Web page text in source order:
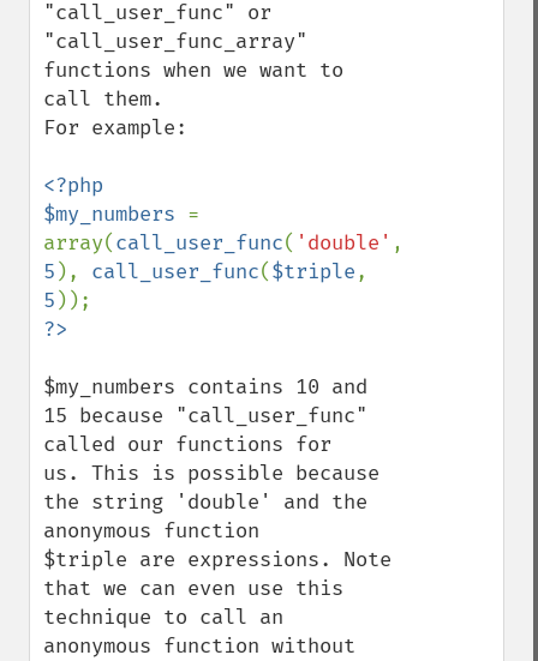
"call_user_func" or
"call_user_func_array"
functions when we want to
call them.
For example:
<?php
$my_numbers =
array(call_user_func( 'double'
5 ), call_user_func($triple
5
$my_numbers contains 10 and
15 because "call_user_func"
called our functions for
us. This is possible because
the string 'double' and the
anonymous function
$triple are expressions. Note
that we can even use this
technique to call an
anonymous function without